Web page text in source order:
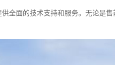
全面的技术支持和服务。无论是